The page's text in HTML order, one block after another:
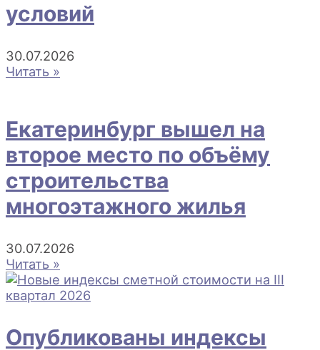
условий
30.07.2026
Читать »
Екатеринбург вышел на
второе место по объёму
строительства
многоэтажного жилья
30.07.2026
Читать »
Опубликованы индексы